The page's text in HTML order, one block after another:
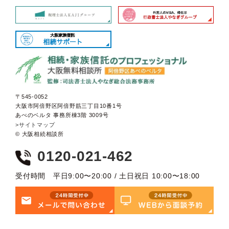
〒545-0052
大阪市阿倍野区阿倍野筋三丁目10番1号
あべのベルタ 事務所棟3階 3009号
>サイトマップ
© 大阪相続相談所
0120-021-462
受付時間 平日9:00〜20:00 / 土日祝日 10:00〜18:00